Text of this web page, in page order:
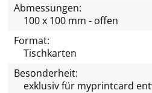
Abmessungen:
100 x 100 mm - offen
Format:
Tischkarten
Besonderheit:
exklusiv für myprintcard